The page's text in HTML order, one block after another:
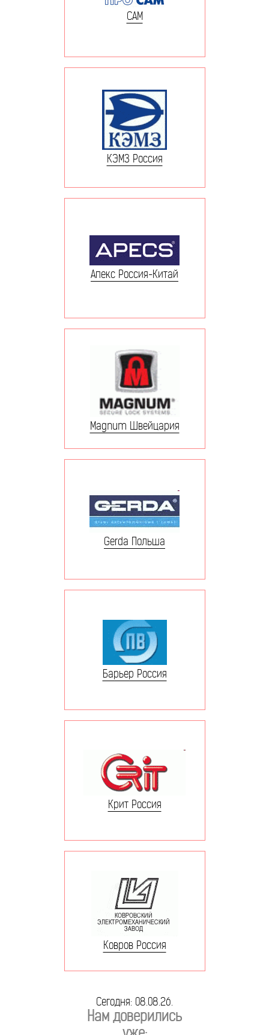
САМ
КЭМЗ Россия
Апекс Россия-Китай
Magnum Швейцария
Gerda Польша
Барьер Россия
Крит Россия
Ковров Россия
Сегодня: 08.08.26.
Нам доверились